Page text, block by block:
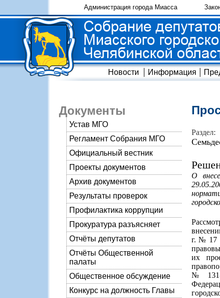
Администрация города Миасса
Новости Информация
Документы
Устав МГО
Регламент Собрания МГО
Официальный вестник
Проекты документов
Архив документов
Результаты проверок
Профилактика коррупции
Прокуратура разъясняет
Отчёты депутатов
Отчёты Общественной
палаты
Общественное обсуждение
Конкурс на должность Главы
Раздел:
О
г. № 17
их
№ 131-